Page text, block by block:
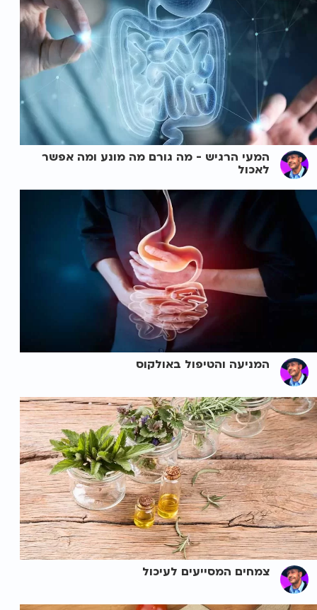
המעי הרגיש - מה גורם מה מונע ומה אפשר
לאכול
המניעה והטיפול באולקוס
צמחים המסייעים לעיכול